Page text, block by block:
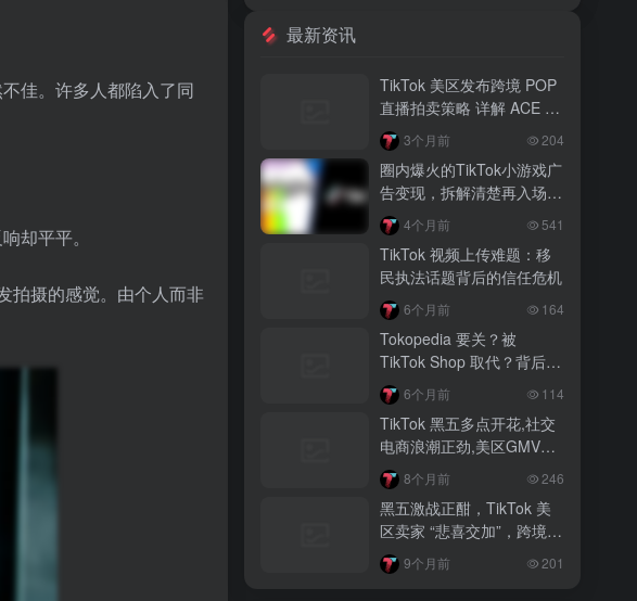
佳。许多人都陷入了同
却平平。
拍摄的感觉。由个人而非
3 月前
者接受 AI 代下单
TikTok Shop 爱尔兰全面开放入驻 本土
品牌可零门槛开店
3 月前
音乐节降噪耳塞风靡欧美 DTC 品牌单日
营收突破 200 万元
越南监管出手核查Shopee、TikTok
Shop涨价行为，佣金调整遭调查
TikTok Shop 印尼推出出海项目 助力本
土品牌开拓东南亚市场
TikTok Shop 英美周榜出炉 美妆家居成
最新资讯
TikTok 美区发布跨境 POP
直播拍卖策略 详解 ACE 选
品与三大拍卖机制
3个月前 204
圈内爆火的TikTok小游戏广
告变现，拆解清楚再入场，
别盲目跟风
4个月前 541
TikTok 视频上传难题：移
民执法话题背后的信任危机
6个月前 164
Tokopedia 要关？被
TikTok Shop 取代？背后真
相大揭秘！
6个月前 114
TikTok 黑五多点开花,社交
电商浪潮正劲,美区GMV突
破35亿8个月前 246
黑五激战正酣，TikTok 美
区卖家 “悲喜交加”，跨境电
商路在何方？
9个月前 201